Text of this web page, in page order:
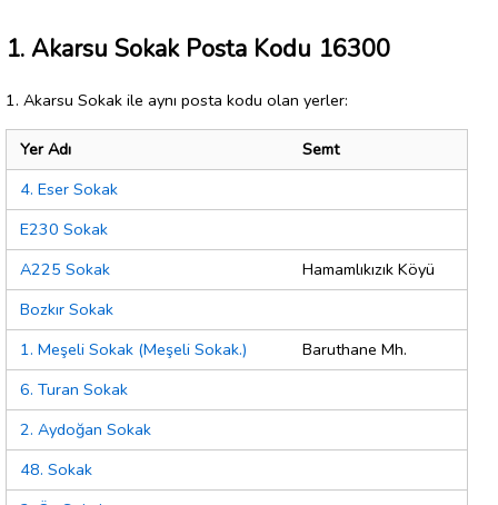
1. Akarsu Sokak Posta Kodu 16300
1. Akarsu Sokak ile aynı posta kodu olan yerler:
Yer Adı
Semt
4. Eser Sokak
E230 Sokak
A225 Sokak
Hamamlıkızık Köyü
Bozkır Sokak
1. Meşeli Sokak (Meşeli Sokak.)
Baruthane Mh.
6. Turan Sokak
2. Aydoğan Sokak
48. Sokak